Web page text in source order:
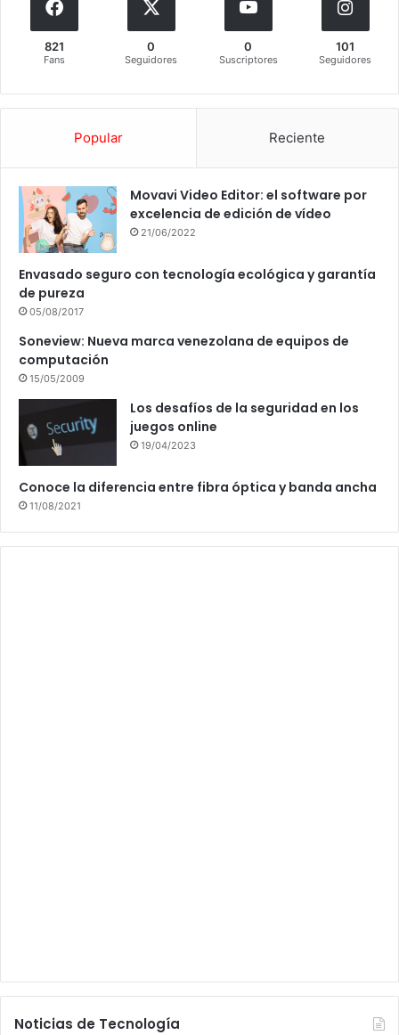
821
Fans
0
Seguidores
0
Suscriptores
101
Seguidores
Popular Reciente
Movavi Video Editor: el software por
excelencia de edición de vídeo
21/06/2022
Envasado seguro con tecnología ecológica y garantía
de pureza
05/08/2017
Soneview: Nueva marca venezolana de equipos de
computación
15/05/2009
Los desafíos de la seguridad en los
juegos online
19/04/2023
Conoce la diferencia entre fibra óptica y banda ancha
11/08/2021
Noticias de Tecnología